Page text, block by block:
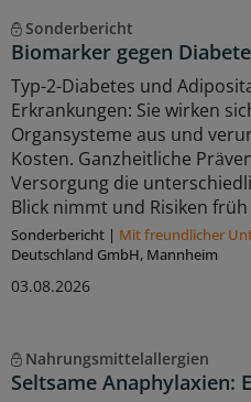
Sonderbericht
Biomarker gegen
Typ-2-Diabetes und
Erkrankungen: Sie wirken
Organsysteme aus und
Kosten. Ganzheitliche
Versorgung die
Blick nimmt und Risiken
Sonderbericht | Mit freundlicher
Deutschland GmbH, Mannheim
03.08.2026
Nahrungsmittelallergien
Seltsame Anaphylaxien: